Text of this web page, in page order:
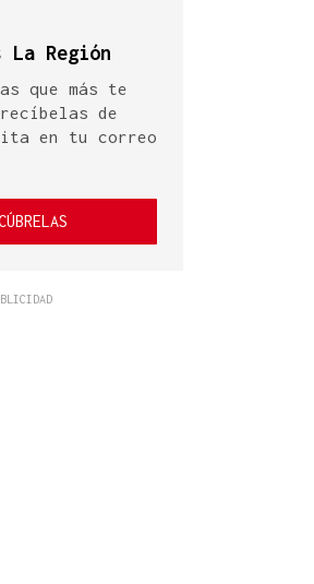
La Región
que más te
de
en tu correo